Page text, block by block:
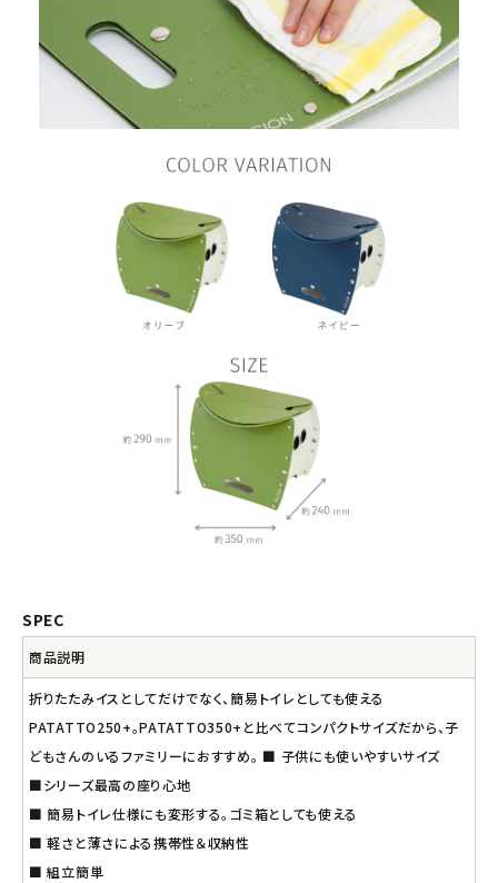
SPEC
商品説明
折りたたみイスとしてだけでなく、簡易トイレとしても使える
PATATTO250+。PATATTO350+と比べてコンパクトサイズだから、子
どもさんのいるファミリーにおすすめ。 ■ 子供にも使いやすいサイズ
■シリーズ最高の座り心地
■ 簡易トイレ仕様にも変形する。ゴミ箱としても使える
■ 軽さと薄さによる携帯性＆収納性
■ 組立簡単